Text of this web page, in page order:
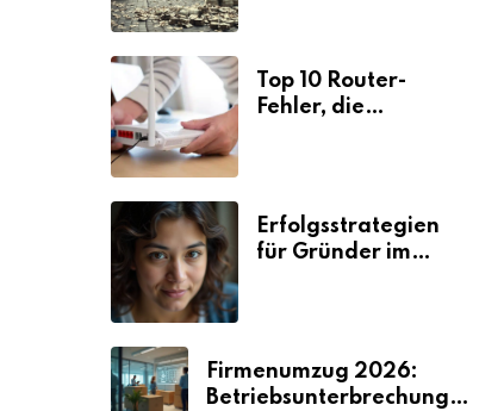
Top 10 Router-
Fehler, die
Erfolgsstrategien
für Gründer im
Firmenumzug 2026:
Betriebsunterbrechungen